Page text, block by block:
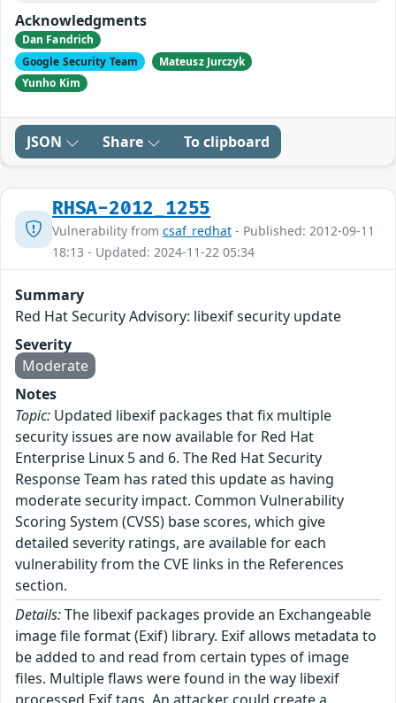
Acknowledgments
Dan Fandrich
Google Security Team
Mateusz Jurczyk
Yunho Kim
JSON Share To clipboard
RHSA-2012_1255
Vulnerability from csaf_redhat - Published: 2012-09-11
18:13 - Updated: 2024-11-22 05:34
Summary
Red Hat Security Advisory: libexif security update
Severity
Moderate
Notes
Topic: Updated libexif packages that fix multiple
security issues are now available for Red Hat
Enterprise Linux 5 and 6. The Red Hat Security
Response Team has rated this update as having
moderate security impact. Common Vulnerability
Scoring System (CVSS) base scores, which give
detailed severity ratings, are available for each
vulnerability from the CVE links in the References
section.
Details:The libexif packages provide an Exchangeable
image file format (Exif) library. Exif allows metadata to
be added to and read from certain types of image
files. Multiple flaws were found in the way libexif